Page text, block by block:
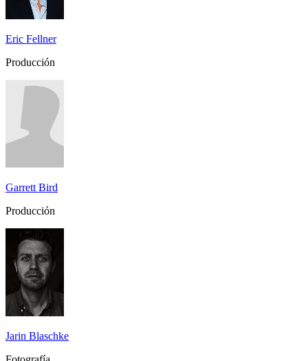
Eric Fellner
Producción
Garrett Bird
Producción
Jarin Blaschke